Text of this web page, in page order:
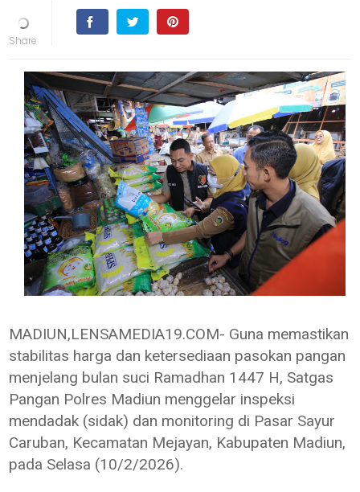
MADIUN,LENSAMEDIA19.COM- Guna memastikan
stabilitas harga dan ketersediaan pasokan pangan
menjelang bulan suci Ramadhan 1447 H, Satgas
Pangan Polres Madiun menggelar inspeksi
mendadak (sidak) dan monitoring di Pasar Sayur
Caruban, Kecamatan Mejayan, Kabupaten Madiun,
pada Selasa (10/2/2026).